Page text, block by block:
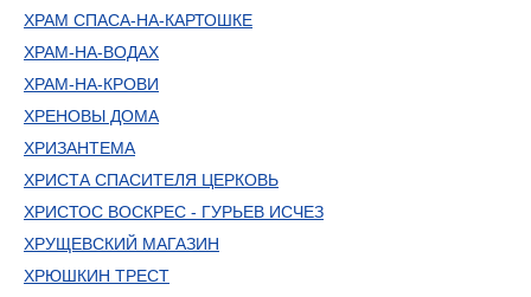
ХРАМ СПАСА-НА-КАРТОШКЕ
ХРАМ-НА-ВОДАХ
ХРАМ-НА-КРОВИ
ХРЕНОВЫ ДОМА
ХРИЗАНТЕМА
ХРИСТА СПАСИТЕЛЯ ЦЕРКОВЬ
ХРИСТОС ВОСКРЕС - ГУРЬЕВ ИСЧЕЗ
ХРУЩЕВСКИЙ МАГАЗИН
ХРЮШКИН ТРЕСТ